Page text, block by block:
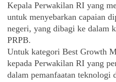
Kepala Perwakilan RI yang
untuk menyebarkan capaian
negeri, yang dibagi ke dalam
PRPB.
Untuk kategori Best Growth
kepada Perwakilan RI yang
dalam pemanfaatan teknologi